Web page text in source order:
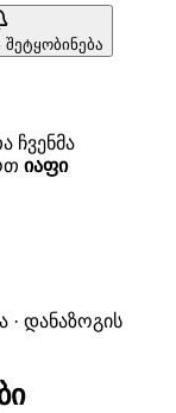
ჩვენმა
იაფი
· დანაზოგის